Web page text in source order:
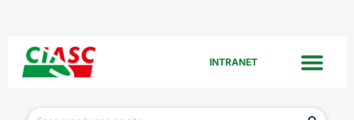
INTRANET